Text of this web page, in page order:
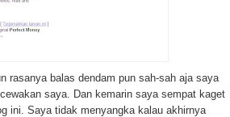
rasanya balas dendam pun sah-sah aja saya
saya. Dan kemarin saya sempat kaget
ini. Saya tidak menyangka kalau akhirnya